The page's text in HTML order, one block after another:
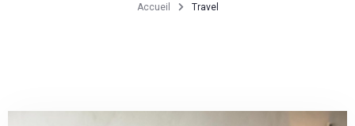
Accueil Travel